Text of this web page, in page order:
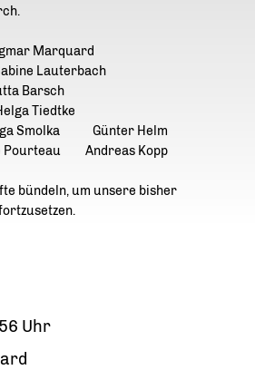
Marquard
Lauterbach
Barsch
Tiedtke
Günter Helm
Andreas Kopp
bündeln, um unsere bisher
Uhr